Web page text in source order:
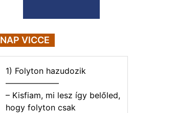
NAP VICCE
1) Folyton hazudozik
——————–
– Kisfiam, mi lesz így belőled,
hogy folyton csak